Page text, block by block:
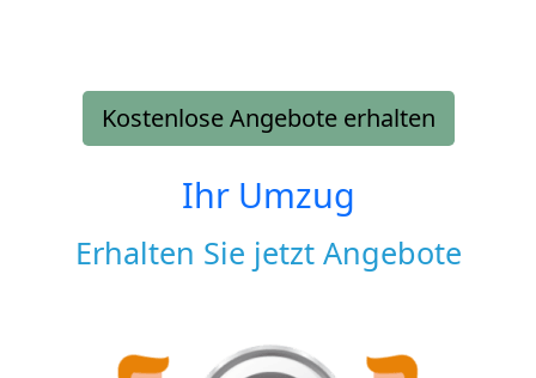
Kostenlose Angebote erhalten
Ihr Umzug
Erhalten Sie jetzt Angebote